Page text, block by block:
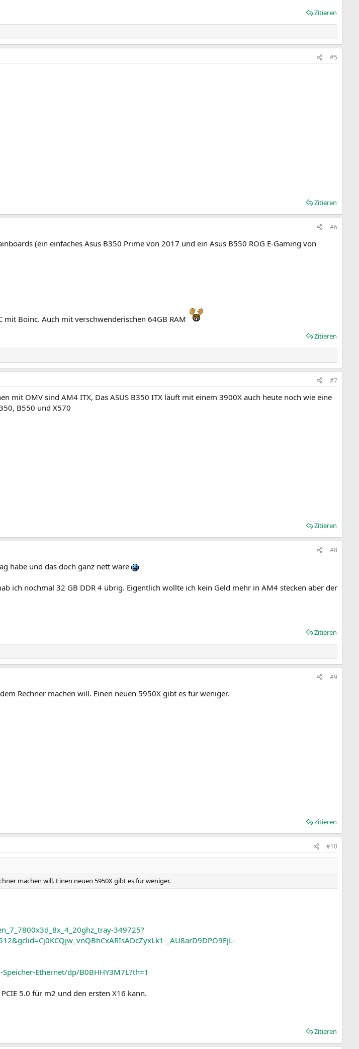
Zitieren
#5
Zitieren
#6
(ein einfaches Asus B350 Prime von 2017 und ein Asus B550 ROG E-Gaming von
Boinc. Auch mit verschwenderischen 64GB RAM
Zitieren
#7
mit OMV sind AM4 ITX, Das ASUS B350 ITX läuft mit einem 3900X auch heute noch wie eine
B550 und X570
Zitieren
#8
habe und das doch ganz nett wäre
ich nochmal 32 GB DDR 4 übrig. Eigentlich wollte ich kein Geld mehr in AM4 stecken aber der
Zitieren
#9
Rechner machen will. Einen neuen 5950X gibt es für weniger.
Zitieren
#10
machen will. Einen neuen 5950X gibt es für weniger.
349725?
_AU8arD9DPO9EjL-
Ethernet/dp/B0BHHY3M7L?th=1
5.0 für m2 und den ersten X16 kann.
Zitieren